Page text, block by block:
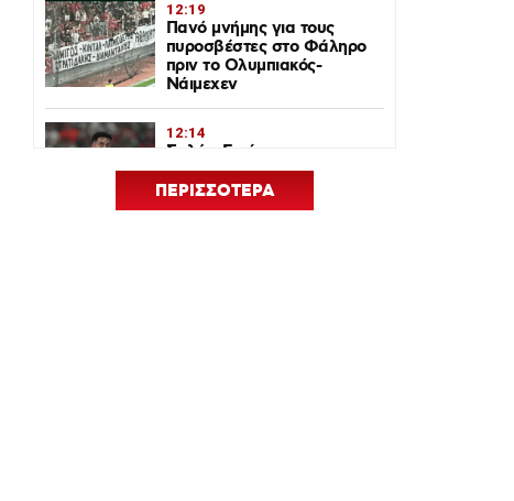
12:19
Πανό μνήμης για τους
πυροσβέστες στο Φάληρο
πριν το Ολυμπιακός-
Νάιμεχεν
12:14
Σαλάχ-Εντίν στον
Ολυμπιακό: Επικοινώνησε
με Ελ Κααμπί και
Μεντιλίμπαρ
ΠΕΡΙΣΣΟΤΕΡΑ